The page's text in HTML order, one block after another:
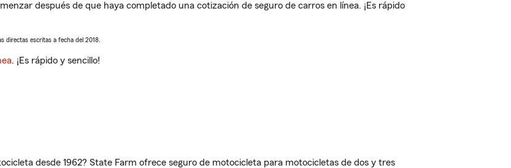
después de que haya completado una cotización de seguro de carros en línea. ¡Es rápido
directas escritas a fecha del 2018.
. ¡Es rápido y sencillo!
desde 1962? State Farm ofrece seguro de motocicleta para motocicletas de dos y tres